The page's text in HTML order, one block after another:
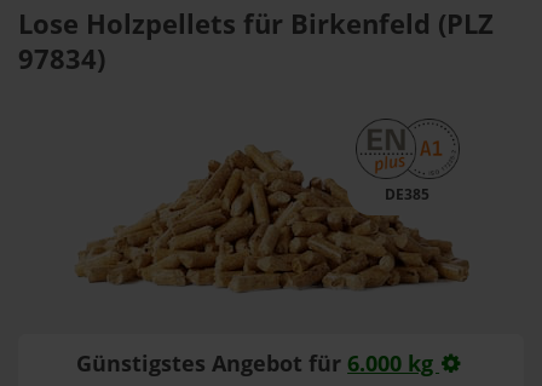
Lose Holzpellets für Birkenfeld (PLZ
97834)
DE385
Günstigstes Angebot für 6.000 kg